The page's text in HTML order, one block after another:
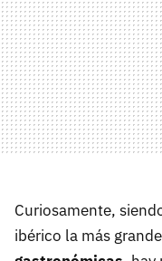
Curiosamente,
ibérico la más